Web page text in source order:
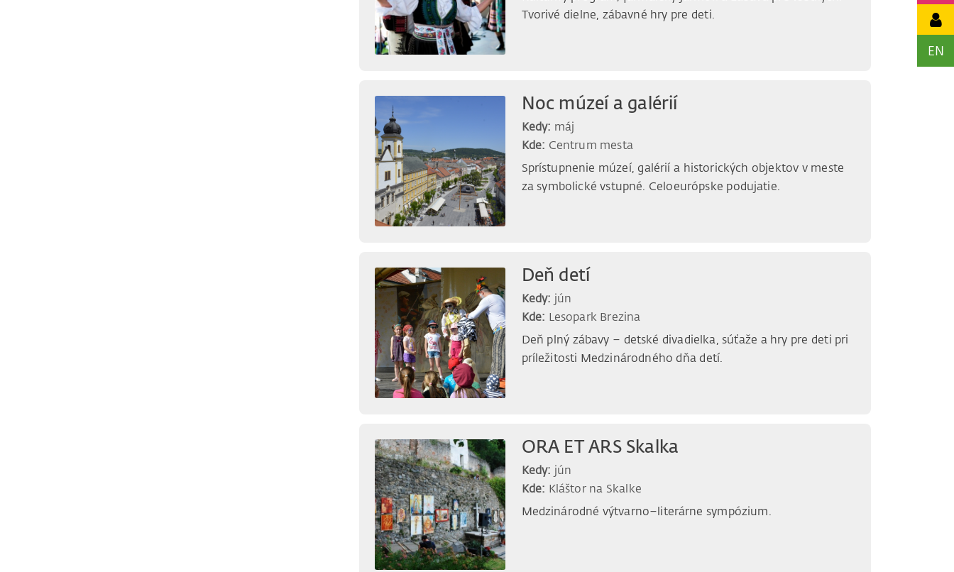
EN
Tvorivé dielne, zábavné hry pre deti.
Noc múzeí a galérií
Kedy: máj
Kde: Centrum mesta
Sprístupnenie múzeí, galérií a historických objektov v meste
za symbolické vstupné. Celoeurópske podujatie.
Deň detí
Kedy: jún
Kde: Lesopark Brezina
Deň plný zábavy – detské divadielka, súťaže a hry pre deti pri
príležitosti Medzinárodného dňa detí.
ORA ET ARS Skalka
Kedy: jún
Kde: Kláštor na Skalke
Medzinárodné výtvarno–literárne sympózium.